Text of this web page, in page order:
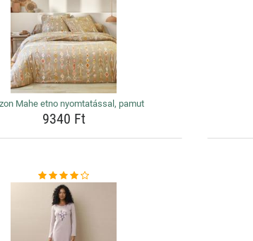
Mahe etno nyomtatással, pamut
9340 Ft